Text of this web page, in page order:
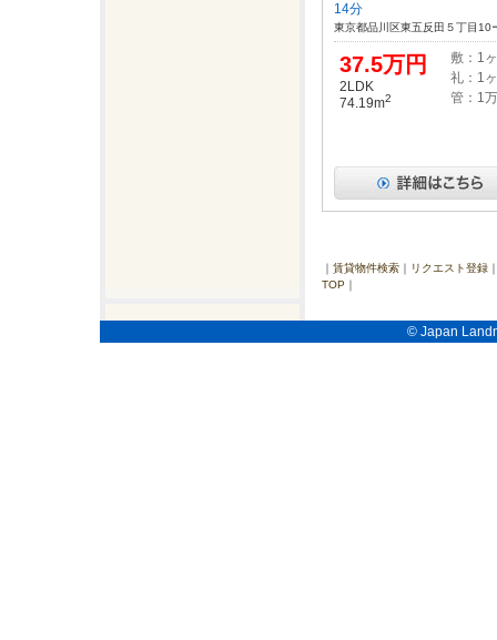
14分
東京都品川区東五反田５丁目10
37.5万円
2LDK
74.19m2
敷：1
礼：1
管：1
｜ 賃貸物件検索 ｜ リクエスト登録
TOP ｜
© Japan